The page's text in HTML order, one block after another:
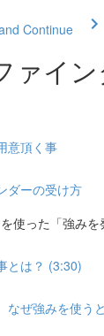
Continue
ァイ
意頂く事
ダーの受け方
使った「強み
とは？ (3:30)
ぜ強みを使う